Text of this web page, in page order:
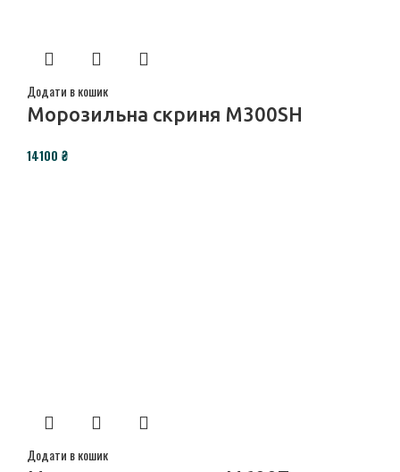
Додати в кошик
Морозильна скриня M300SH
₴
Додати в кошик